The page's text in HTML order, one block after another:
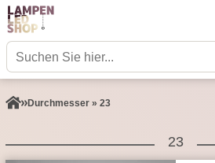
Durchmesser » 23
23